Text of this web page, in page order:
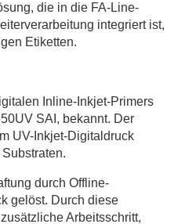
die in die FA-Line-
integriert ist,
Etiketten.
Inline-Inkjet-Primers
SAI, bekannt. Der
UV-Inkjet-Digitaldruck
durch Offline-
gelöst. Durch diese
Arbeitsschritt,